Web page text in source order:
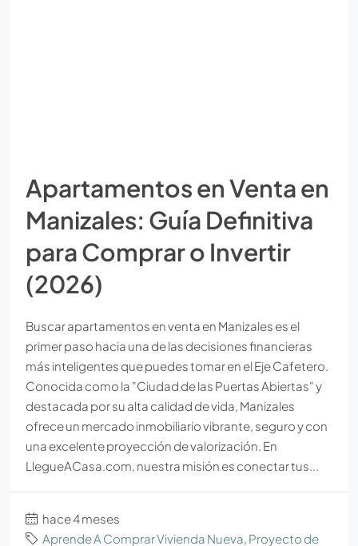
Apartamentos en Venta en
Manizales: Guía Definitiva
para Comprar o Invertir
(2026)
Buscar apartamentos en venta en Manizales es el
primer paso hacia una de las decisiones financieras
más inteligentes que puedes tomar en el Eje Cafetero.
Conocida como la "Ciudad de las Puertas Abiertas" y
destacada por su alta calidad de vida, Manizales
ofrece un mercado inmobiliario vibrante, seguro y con
una excelente proyección de valorización. En
LlegueACasa.com, nuestra misión es conectar tus...
hace 4 meses
Aprende A Comprar Vivienda Nueva, Proyecto de